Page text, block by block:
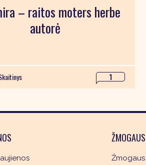
– raitos moters herbe
autorė
1